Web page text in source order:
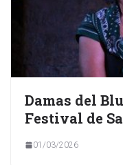
Damas del
Festival de
01/03/2026